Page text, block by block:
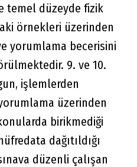
temel düzeyde fizik
örnekleri üzerinden
yorumlama becerisini
9. ve 10.
işlemlerden
üzerinden
birikmediği
dağıtıldığı
düzenli çalışan